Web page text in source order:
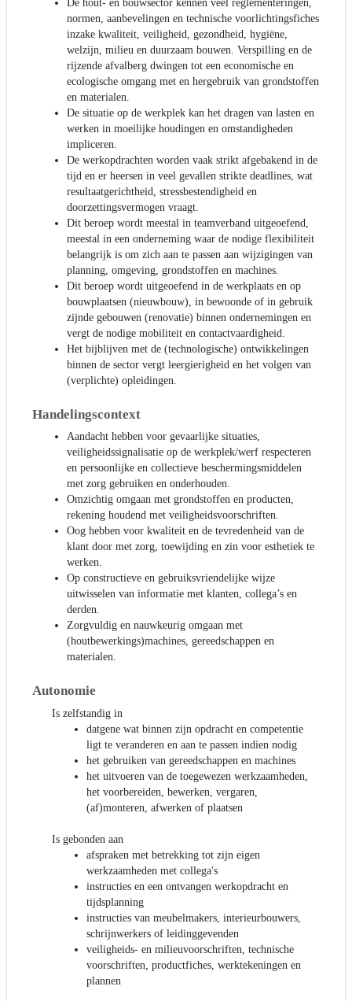
De hout- en bouwsector kennen veel reglementeringen,
normen, aanbevelingen en technische voorlichtingsfiches
inzake kwaliteit, veiligheid, gezondheid, hygiëne,
welzijn, milieu en duurzaam bouwen. Verspilling en de
rijzende afvalberg dwingen tot een economische en
ecologische omgang met en hergebruik van grondstoffen
en materialen.
De situatie op de werkplek kan het dragen van lasten en
werken in moeilijke houdingen en omstandigheden
impliceren.
De werkopdrachten worden vaak strikt afgebakend in de
tijd en er heersen in veel gevallen strikte deadlines, wat
resultaatgerichtheid, stressbestendigheid en
doorzettingsvermogen vraagt.
Dit beroep wordt meestal in teamverband uitgeoefend,
meestal in een onderneming waar de nodige flexibiliteit
belangrijk is om zich aan te passen aan wijzigingen van
planning, omgeving, grondstoffen en machines.
Dit beroep wordt uitgeoefend in de werkplaats en op
bouwplaatsen (nieuwbouw), in bewoonde of in gebruik
zijnde gebouwen (renovatie) binnen ondernemingen en
vergt de nodige mobiliteit en contactvaardigheid.
Het bijblijven met de (technologische) ontwikkelingen
binnen de sector vergt leergierigheid en het volgen van
(verplichte) opleidingen.
Handelingscontext
Aandacht hebben voor gevaarlijke situaties,
veiligheidssignalisatie op de werkplek/werf respecteren
en persoonlijke en collectieve beschermingsmiddelen
met zorg gebruiken en onderhouden.
Omzichtig omgaan met grondstoffen en producten,
rekening houdend met veiligheidsvoorschriften.
Oog hebben voor kwaliteit en de tevredenheid van de
klant door met zorg, toewijding en zin voor esthetiek te
werken.
Op constructieve en gebruiksvriendelijke wijze
uitwisselen van informatie met klanten, collega’s en
derden.
Zorgvuldig en nauwkeurig omgaan met
(houtbewerkings)machines, gereedschappen en
materialen.
Autonomie
Is zelfstandig in
datgene wat binnen zijn opdracht en competentie
ligt te veranderen en aan te passen indien nodig
het gebruiken van gereedschappen en machines
het uitvoeren van de toegewezen werkzaamheden,
het voorbereiden, bewerken, vergaren,
(af)monteren, afwerken of plaatsen
Is gebonden aan
afspraken met betrekking tot zijn eigen
werkzaamheden met collega's
instructies en een ontvangen werkopdracht en
tijdsplanning
instructies van meubelmakers, interieurbouwers,
schrijnwerkers of leidinggevenden
veiligheids- en milieuvoorschriften, technische
voorschriften, productfiches, werktekeningen en
plannen